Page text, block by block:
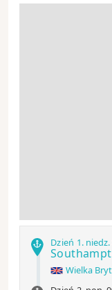
Dzień 1. niedz.
Wielka